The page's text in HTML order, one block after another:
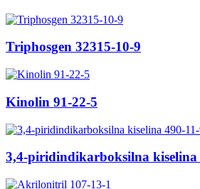
Triphosgen 32315-10-9
Kinolin 91-22-5
3,4-piridindikarboksilna kiselina